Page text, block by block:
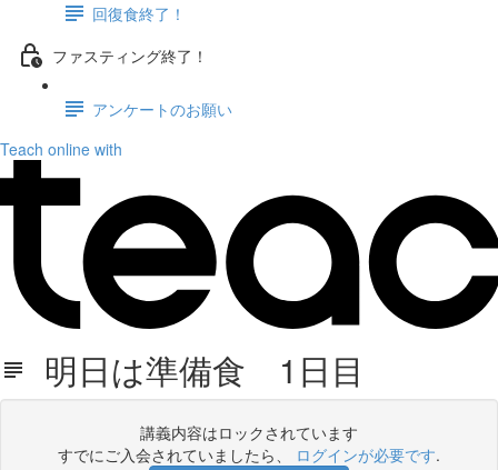
回復食終了！
ファスティング終了！
アンケートのお願い
Teach online with
明日は準備食 1日目
講義内容はロックされています
すでにご入会されていましたら、 ログインが必要です.